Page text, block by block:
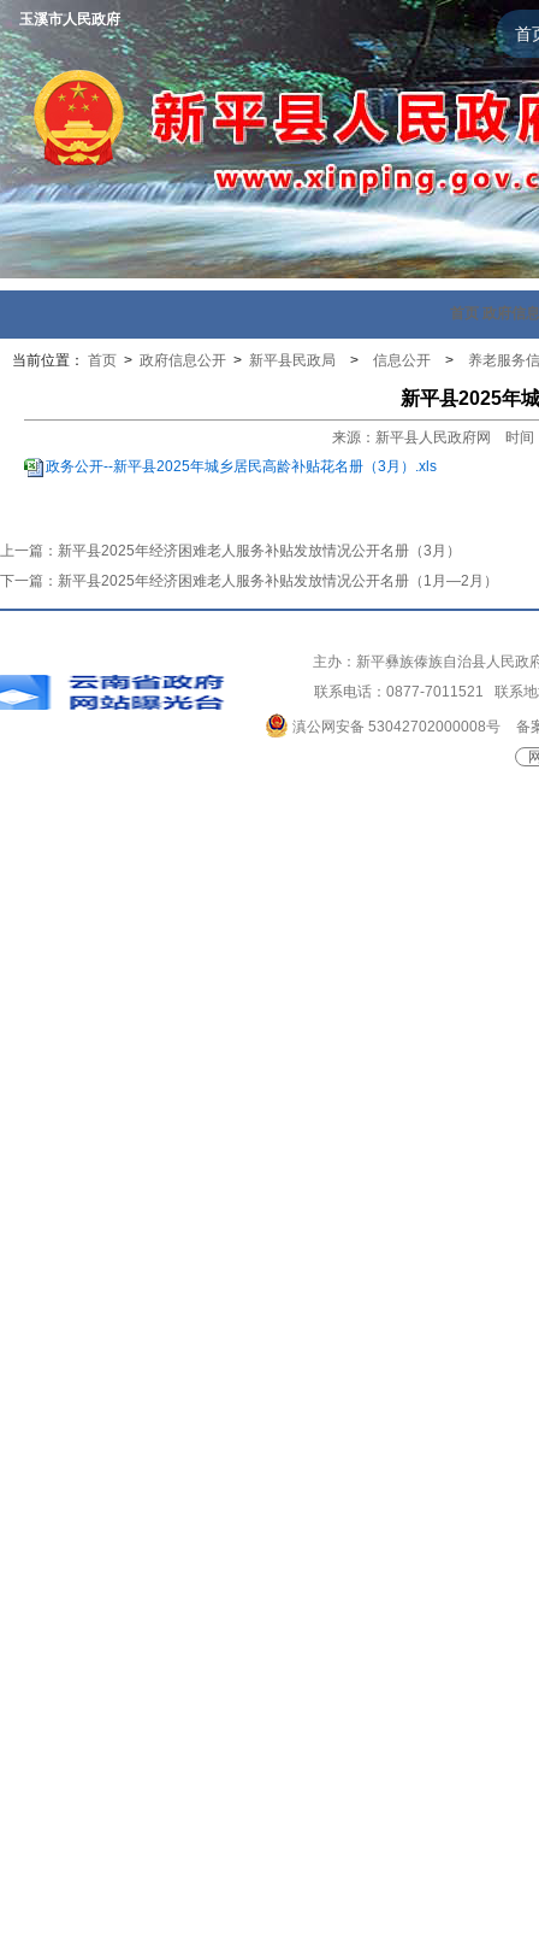
首
玉溪市人民政府
首页 政府信
当前位置： 首页 > 政府信息公开 > 新平县民政局 > 信息公开 > 养老服务
新平县2025年
来源：新平县人民政府网 时
政务公开--新平县2025年城乡居民高龄补贴花名册（3月）.xls
上一篇： 新平县2025年经济困难老人服务补贴发放情况公开名册（3月）
下一篇： 新平县2025年经济困难老人服务补贴发放情况公开名册（1月—2月）
主办：新平彝族傣族自治县人民
联系电话：0877-7011521 联系
滇公网安备 53042702000008号
备